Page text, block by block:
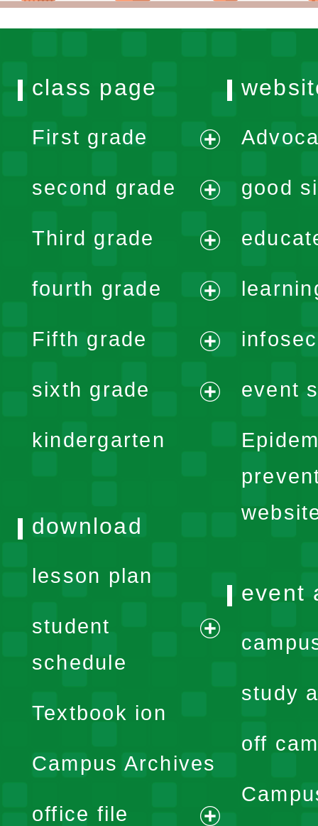
class page
First grade
menu
second grade
menu
Third grade
menu
fourth grade
menu
Fifth grade
menu
sixth grade
kindergarten
good
event
download
lesson plan
student
schedule
expand
menu
Textbook ion
Campus Archives
office file
event
study
off